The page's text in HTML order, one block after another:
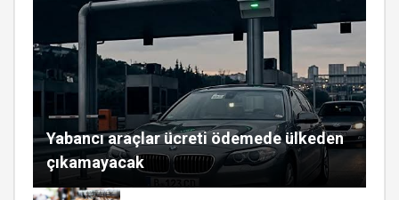
Yabancı araçlar ücreti ödemede ülkeden
çıkamayacak